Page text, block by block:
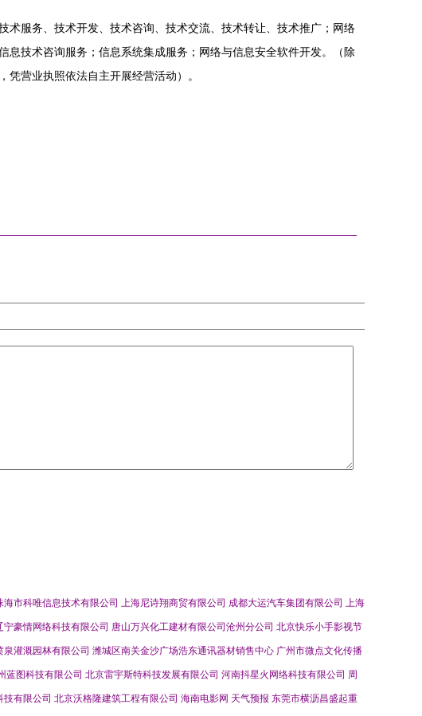
术服务、技术开发、技术咨询、技术交流、技术转让、技术推广；网络
息技术咨询服务；信息系统集成服务；网络与信息安全软件开发。（除
凭营业执照依法自主开展经营活动）。
海市科唯信息技术有限公司 上海尼诗翔商贸有限公司 成都大运汽车集团有限公司 上海
宁豪情网络科技有限公司 唐山万兴化工建材有限公司沧州分公司 北京快乐小手影视节
泉灌溉园林有限公司 潍城区南关金沙广场浩东通讯器材销售中心 广州市微点文化传播
蓝图科技有限公司 北京雷宇斯特科技发展有限公司 河南抖星火网络科技有限公司 周
有限公司 北京沃格隆建筑工程有限公司 海南电影网 天气预报 东莞市横沥昌盛起重